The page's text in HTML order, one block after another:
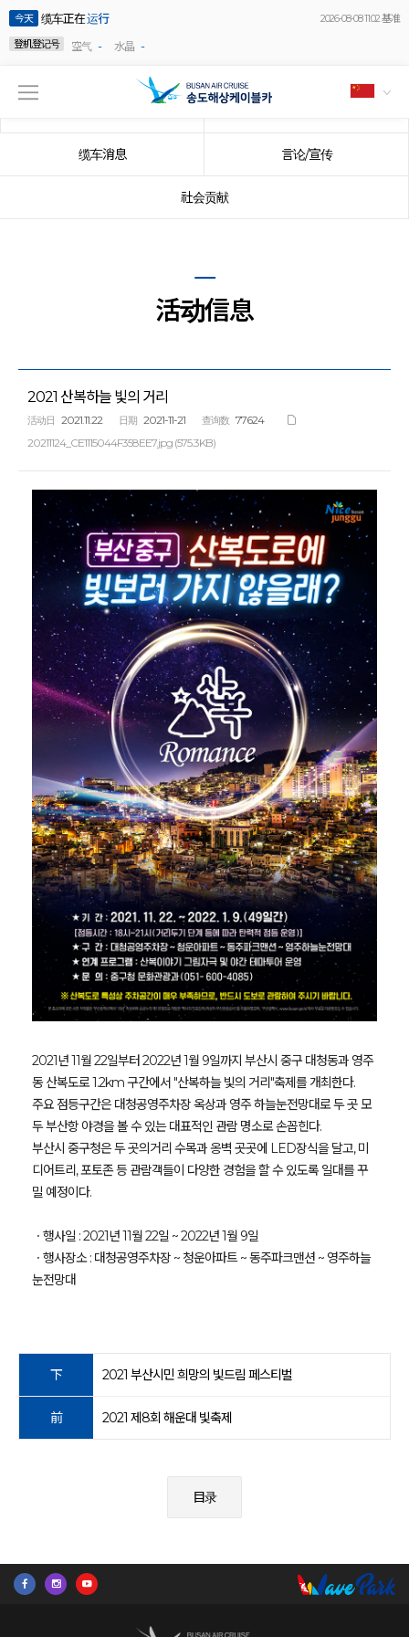
今天 缆车正在运行
2026-08-08 11:02 基准
登机登记号
空气 - 水晶 -
缆车消息 言论/宣传
社会贡献
活动信息
2021 산복하늘 빛의 거리
活动日 2021.11.22 日期 2021-11-21 查询数
77624
20211124_CE1115044F358EE7.jpg (575.3KB)
2021년 11월 22일부터 2022년 1월 9일까지 부산시 중구 대청동과 영주
동 산복도로 1.2km 구간에서 "산복하늘 빛의 거리"축제를 개최한다.
주요 점등구간은 대청공영주차장 옥상과 영주 하늘눈전망대로 두 곳 모
두 부산항 야경을 볼 수 있는 대표적인 관람 명소로 손꼽힌다.
부산시 중구청은 두 곳의거리 수목과 옹벽 곳곳에 LED장식을 달고, 미
디어트리, 포토존 등 관람객들이 다양한 경험을 할 수 있도록 일대를 꾸
밀 예정이다.
ㆍ행사일 : 2021년 11월 22일 ~ 2022년 1월 9일
ㆍ행사장소 : 대청공영주차장 ~ 청운아파트 ~ 동주파크맨션 ~ 영주하늘
눈전망대
下 2021 부산시민 희망의 빛드림 페스티벌
前 2021 제8회 해운대 빛축제
目录